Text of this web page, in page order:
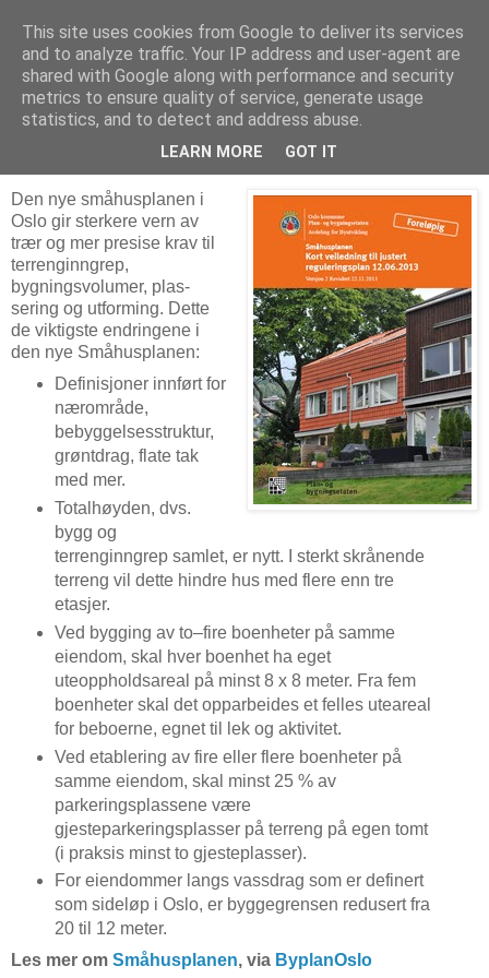
Arkitektur & Miljøteknologi
20 januar 2014
Småhusplanen i Oslo
Den nye småhusplanen i
Oslo gir sterkere vern av
trær og mer presise krav til
terreng­inngrep,
bygningsvolumer, plas­
sering og utforming. Dette
de viktigste endringene i
den nye Småhusplanen:
Definisjoner innført for
nærområde,
bebyggelsesstruktur,
grøntdrag, flate tak
med mer.
Totalhøyden, dvs.
bygg og
terrenginngrep samlet, er nytt. I sterkt skrånende
terreng vil dette hindre hus med flere enn tre
etasjer.
Ved bygging av to–fire boenheter på samme
eiendom, skal hver boenhet ha eget
uteoppholdsareal på minst 8 x 8 meter. Fra fem
boenheter skal det opparbeides et felles uteareal
for beboerne, egnet til lek og aktivitet.
Ved etablering av fire eller flere boenheter på
samme eiendom, skal minst 25 % av
parkeringsplassene være
gjesteparkeringsplasser på terreng på egen tomt
(i praksis minst to gjesteplasser).
For eiendommer langs vassdrag som er definert
som sideløp i Oslo, er byggegrensen redusert fra
20 til 12 meter.
Les mer om Småhusplanen, via ByplanOslo
This site uses cookies from Google to deliver its services
and to analyze traffic. Your IP address and user-agent are
shared with Google along with performance and security
metrics to ensure quality of service, generate usage
statistics, and to detect and address abuse.
LEARN MORE GOT IT